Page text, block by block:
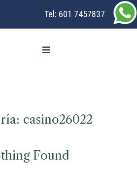
Tel: 601 7457837
casino26022
Found